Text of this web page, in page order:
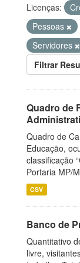
Licenças:
Pessoas
Servidores
Filtrar
Quadro de
Quadro de
Educação,
classificação
Portaria MP/
CSV
Banco de
Quantitativo
livre,